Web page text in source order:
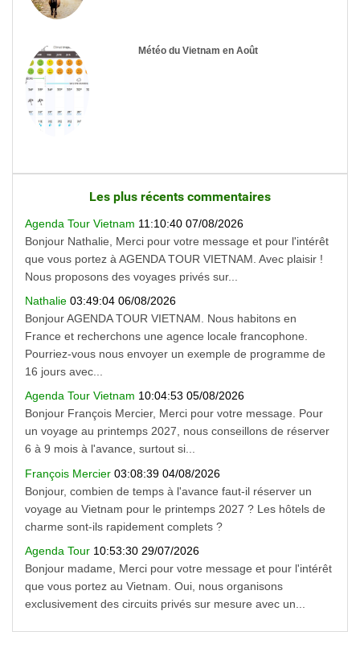
Météo du Vietnam en Août
Les plus récents commentaires
Agenda Tour Vietnam 11:10:40 07/08/2026
Bonjour Nathalie, Merci pour votre message et pour l'intérêt
que vous portez à AGENDA TOUR VIETNAM. Avec plaisir !
Nous proposons des voyages privés sur...
Nathalie 03:49:04 06/08/2026
Bonjour AGENDA TOUR VIETNAM. Nous habitons en
France et recherchons une agence locale francophone.
Pourriez-vous nous envoyer un exemple de programme de
16 jours avec...
Agenda Tour Vietnam 10:04:53 05/08/2026
Bonjour François Mercier, Merci pour votre message. Pour
un voyage au printemps 2027, nous conseillons de réserver
6 à 9 mois à l'avance, surtout si...
François Mercier 03:08:39 04/08/2026
Bonjour, combien de temps à l'avance faut-il réserver un
voyage au Vietnam pour le printemps 2027 ? Les hôtels de
charme sont-ils rapidement complets ?
Agenda Tour 10:53:30 29/07/2026
Bonjour madame, Merci pour votre message et pour l'intérêt
que vous portez au Vietnam. Oui, nous organisons
exclusivement des circuits privés sur mesure avec un...